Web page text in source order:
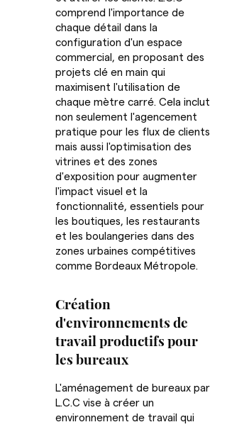
comprend l'importance de
chaque détail dans la
configuration d'un espace
commercial, en proposant des
projets clé en main qui
maximisent l'utilisation de
chaque mètre carré. Cela inclut
non seulement l'agencement
pratique pour les flux de clients
mais aussi l'optimisation des
vitrines et des zones
d'exposition pour augmenter
l'impact visuel et la
fonctionnalité, essentiels pour
les boutiques, les restaurants
et les boulangeries dans des
zones urbaines compétitives
comme Bordeaux Métropole.
Création
d'environnements de
travail productifs pour
les bureaux
L'aménagement de bureaux par
L.C.C vise à créer un
environnement de travail qui